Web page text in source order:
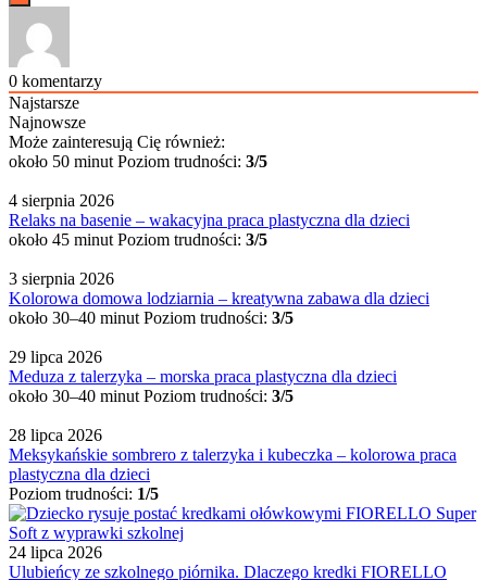
0 komentarzy
Najstarsze
Najnowsze
Może zainteresują Cię również:
około 50 minut Poziom trudności: 3/5
4 sierpnia 2026
Relaks na basenie – wakacyjna praca plastyczna dla dzieci
około 45 minut Poziom trudności: 3/5
3 sierpnia 2026
Kolorowa domowa lodziarnia – kreatywna zabawa dla dzieci
około 30–40 minut Poziom trudności: 3/5
29 lipca 2026
Meduza z talerzyka – morska praca plastyczna dla dzieci
około 30–40 minut Poziom trudności: 3/5
28 lipca 2026
Meksykańskie sombrero z talerzyka i kubeczka – kolorowa praca
plastyczna dla dzieci
Poziom trudności: 1/5
24 lipca 2026
Ulubieńcy ze szkolnego piórnika. Dlaczego kredki FIORELLO